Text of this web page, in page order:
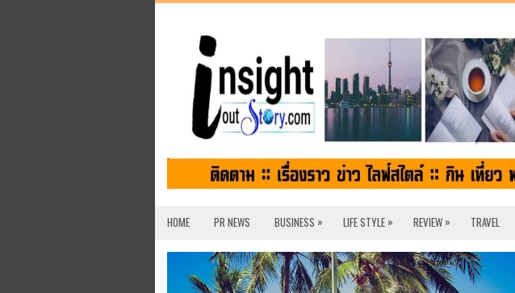
HOME PR NEWS BUSINESS » LIFE STYLE » REVIEW » TRAVEL